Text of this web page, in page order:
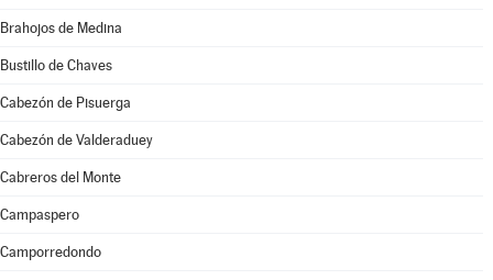
Brahojos de Medina
Bustillo de Chaves
Cabezón de Pisuerga
Cabezón de Valderaduey
Cabreros del Monte
Campaspero
Camporredondo